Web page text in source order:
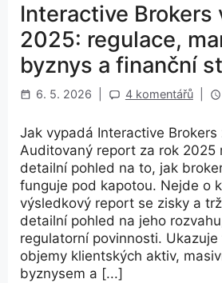
Interactive Brokers
2025: regulace,
byznys a finanční
6. 5. 2026 4 komentářů
Jak vypadá Interactive Brokers
Auditovaný report za rok 2025
detailní pohled na to, jak
funguje pod kapotou. Nejde o
výsledkový report se zisky a
detailní pohled na jeho
regulatorní povinnosti.
objemy klientských aktiv,
byznysem a [...]